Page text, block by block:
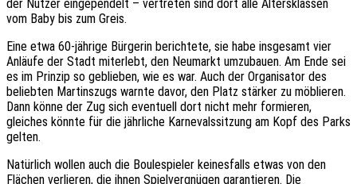
der Nutzer eingependelt – vertreten sind dort alle Altersklassen
vom Baby bis zum Greis.
Eine etwa 60-jährige Bürgerin berichtete, sie habe insgesamt vier
Anläufe der Stadt miterlebt, den Neumarkt umzubauen. Am Ende sei
es im Prinzip so geblieben, wie es war. Auch der Organisator des
beliebten Martinszugs warnte davor, den Platz stärker zu möblieren.
Dann könne der Zug sich eventuell dort nicht mehr formieren,
gleiches könnte für die jährliche Karnevalssitzung am Kopf des Parks
gelten.
Natürlich wollen auch die Boulespieler keinesfalls etwas von den
Flächen verlieren, die ihnen Spielvergnügen garantieren. Die